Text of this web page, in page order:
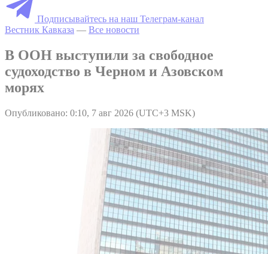
Подписывайтесь на наш Телеграм-канал
Вестник Кавказа — Все новости
В ООН выступили за свободное
судоходство в Черном и Азовском
морях
Опубликовано: 0:10, 7 авг 2026 (UTC+3 MSK)